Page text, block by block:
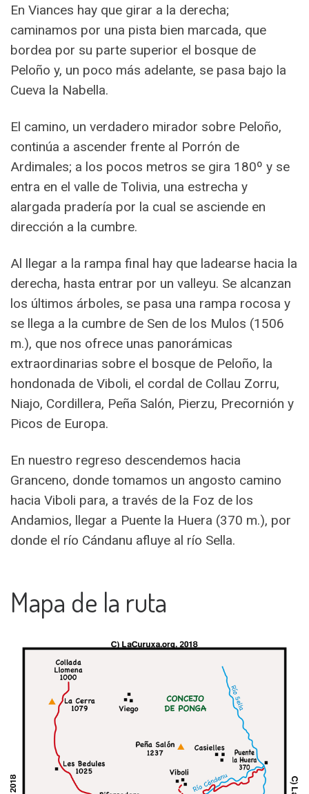
En Viances hay que girar a la derecha;
caminamos por una pista bien marcada, que
bordea por su parte superior el bosque de
Peloño y, un poco más adelante, se pasa bajo la
Cueva la Nabella.
El camino, un verdadero mirador sobre Peloño,
continúa a ascender frente al Porrón de
Ardimales; a los pocos metros se gira 180º y se
entra en el valle de Tolivia, una estrecha y
alargada pradería por la cual se asciende en
dirección a la cumbre.
Al llegar a la rampa final hay que ladearse hacia la
derecha, hasta entrar por un valleyu. Se alcanzan
los últimos árboles, se pasa una rampa rocosa y
se llega a la cumbre de Sen de los Mulos (1506
m.), que nos ofrece unas panorámicas
extraordinarias sobre el bosque de Peloño, la
hondonada de Viboli, el cordal de Collau Zorru,
Niajo, Cordillera, Peña Salón, Pierzu, Precornión y
Picos de Europa.
En nuestro regreso descendemos hacia
Granceno, donde tomamos un angosto camino
hacia Viboli para, a través de la Foz de los
Andamios, llegar a Puente la Huera (370 m.), por
donde el río Cándanu afluye al río Sella.
Mapa de la ruta